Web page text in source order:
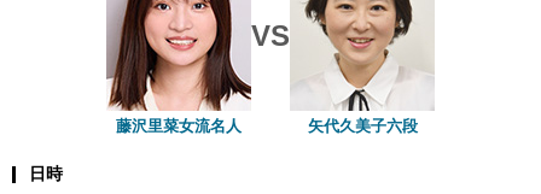
藤沢里菜女流名人
VS
矢代久美子六段
日時